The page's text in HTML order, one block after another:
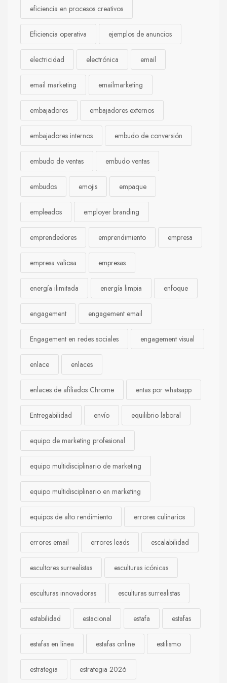
eficiencia en procesos creativos
Eficiencia operativa ejemplos de anuncios
electricidad electrónica email
email marketing emailmarketing
embajadores embajadores externos
embajadores internos embudo de conversión
embudo de ventas embudo ventas
embudos emojis empaque
empleados employer branding
emprendedores emprendimiento empresa
empresa valiosa empresas
energía ilimitada energía limpia enfoque
engagement engagement email
Engagement en redes sociales engagement visual
enlace enlaces
enlaces de afiliados Chrome entas por whatsapp
Entregabilidad envío equilibrio laboral
equipo de marketing profesional
equipo multidisciplinario de marketing
equipo multidisciplinario en marketing
equipos de alto rendimiento errores culinarios
errores email errores leads escalabilidad
escultores surrealistas esculturas icónicas
esculturas innovadoras esculturas surrealistas
estabilidad estacional estafa estafas
estafas en línea estafas online estilismo
estrategia estrategia 2026